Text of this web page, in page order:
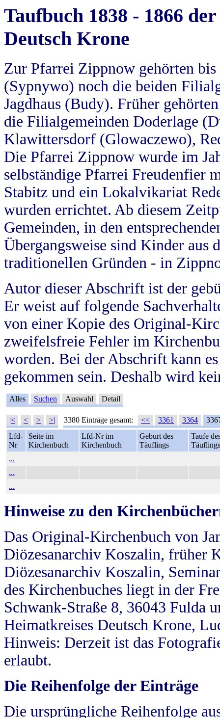
Taufbuch 1838 - 1866
Deutsch Krone
Zur Pfarrei Zippnow gehörten
(Sypnywo) noch die beiden
Jagdhaus (Budy). Früher
die Filialgemeinden Doderlage
Klawittersdorf (Glowaczewo),
Die Pfarrei Zippnow wurde im
selbständige Pfarrei Freudenfier
Stabitz und ein Lokalvikariat
wurden errichtet. Ab diesem
Gemeinden, in den
Übergangsweise sind Kinder aus
traditionellen Gründen - in
Autor dieser Abschrift ist der
Er weist auf folgende
von einer Kopie des Original-
zweifelsfreie Fehler im
worden. Bei der Abschrift kann
gekommen sein. Deshalb wird
Alles Suchen Auswahl Detail
|< < > >| 3380 Einträge gesamt: << 3361 3364
Lfd-
Nr
Seite im
Kirchenbuch
Lfd-Nr im
Kirchenbuch
Geburt des
Täuflings
Taufe
Täuflings
...
...
...
Hinweise zu den
Das Original-Kirchenbuch von
Diözesanarchiv Koszalin, früher
Diözesanarchiv Koszalin,
des Kirchenbuches liegt in der
Schwank-Straße 8, 36043 Fulda
Heimatkreises Deutsch Krone,
Hinweis: Derzeit ist das
erlaubt.
Die Reihenfolge der Einträge
Die ursprüngliche Reihenfolge